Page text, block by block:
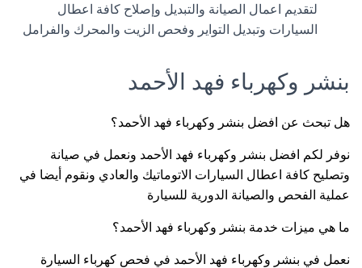
لتقديم اعمال الصيانة والتبديل وإصلاح كافة اعطال
السيارات وتبديل التواير وفحص الزيت والمحرك والفرامل
بنشر وكهرباء فهد الأحمد
هل تبحث عن افضل بنشر وكهرباء فهد الأحمد؟
نوفر لكم افضل بنشر وكهرباء فهد الأحمد ونعمل في صيانة
وتصليح كافة اعطال السيارات الاتوماتيك والعادي ونقوم أيضا في
عملية الفحص والصيانة الدورية للسيارة
ما هي ميزات خدمة بنشر وكهرباء فهد الأحمد؟
نعمل في بنشر وكهرباء فهد الأحمد في فحص كهرباء السيارة